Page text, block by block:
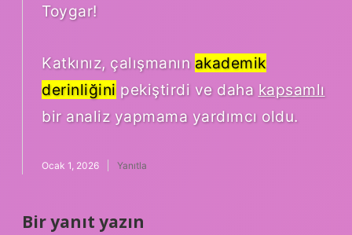
Toygar!
Katkınız, çalışmanın akademik
derinliğini pekiştirdi ve daha kapsamlı
bir analiz yapmama yardımcı oldu.
Ocak 1, 2026 Yanıtla
Bir yanıt yazın